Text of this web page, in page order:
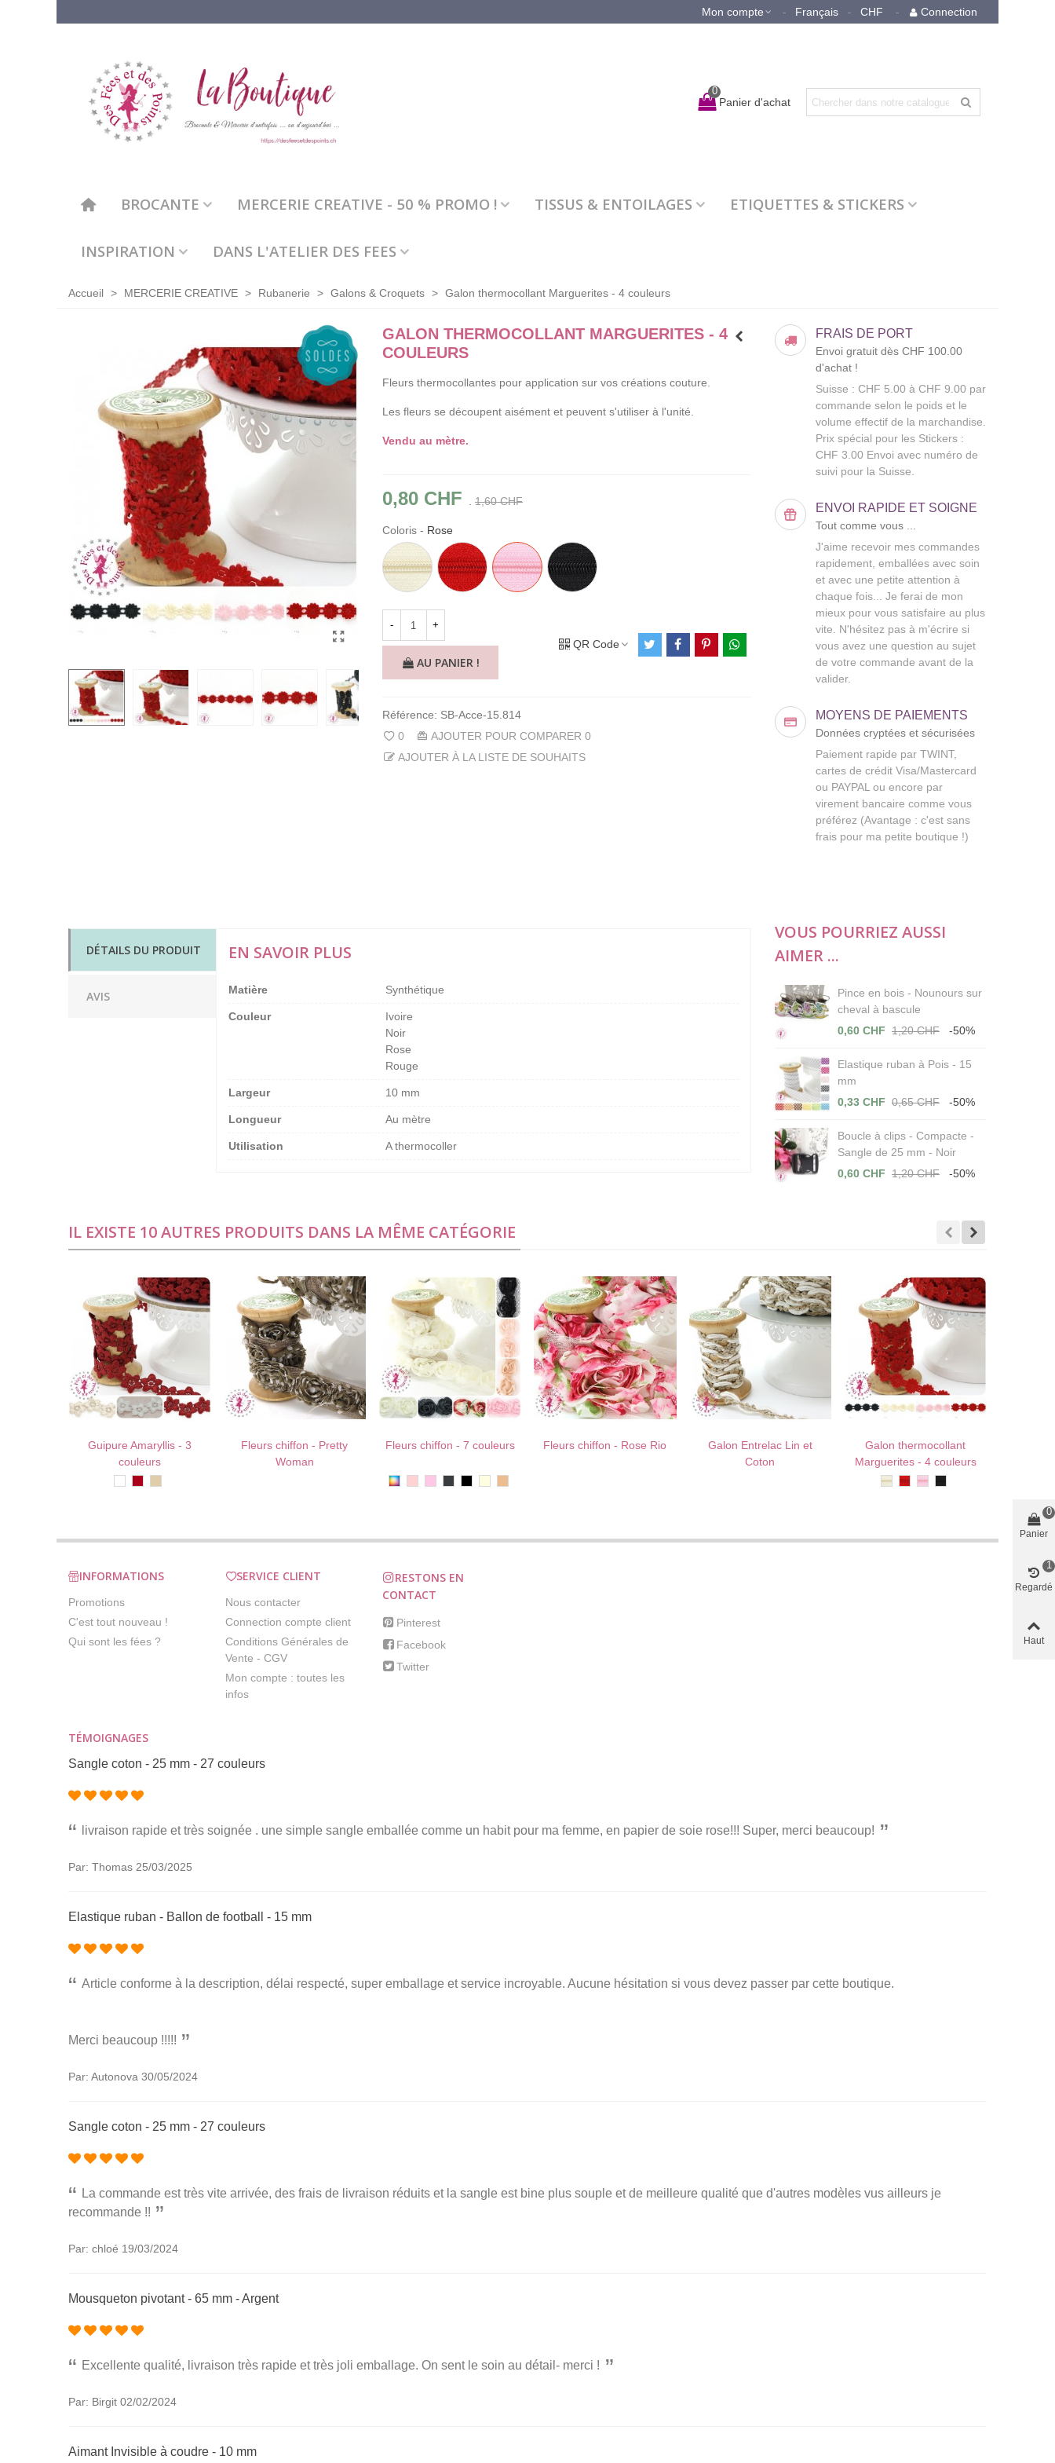
Mon compte Français CHF Connection
0
Panier d'achat
BROCANTE MERCERIE CREATIVE - 50 % PROMO ! TISSUS & ENTOILAGES ETIQUETTES & STICKERS
INSPIRATION DANS L'ATELIER DES FEES
Accueil > MERCERIE CREATIVE > Rubanerie > Galons & Croquets > Galon thermocollant Marguerites - 4 couleurs
GALON THERMOCOLLANT MARGUERITES - 4
COULEURS
Fleurs thermocollantes pour application sur vos créations couture.
Les fleurs se découpent aisément et peuvent s'utiliser à l'unité.
Vendu au mètre.
0,80 CHF 1,60 CHF
Coloris- Rose
Ivoire
Rouge Rose Noir
- +
AU PANIER !
QR Code
Référence: SB-Acce-15.814
0
AJOUTER POUR COMPARER 0
AJOUTER À LA LISTE DE SOUHAITS
FRAIS DE PORT
Envoi gratuit dès CHF 100.00
d'achat !
Suisse : CHF 5.00 à CHF 9.00 par
commande selon le poids et le
volume effectif de la marchandise.
Prix spécial pour les Stickers :
CHF 3.00 Envoi avec numéro de
suivi pour la Suisse.
ENVOI RAPIDE ET SOIGNE
Tout comme vous ...
J'aime recevoir mes commandes
rapidement, emballées avec soin
et avec une petite attention à
chaque fois... Je ferai de mon
mieux pour vous satisfaire au plus
vite. N'hésitez pas à m'écrire si
vous avez une question au sujet
de votre commande avant de la
valider.
MOYENS DE PAIEMENTS
Données cryptées et sécurisées
Paiement rapide par TWINT,
cartes de crédit Visa/Mastercard
ou PAYPAL ou encore par
virement bancaire comme vous
préférez (Avantage : c'est sans
frais pour ma petite boutique !)
DÉTAILS DU PRODUIT
AVIS
EN SAVOIR PLUS
Matière Synthétique
Couleur
Ivoire
Noir
Rose
Rouge
Largeur 10 mm
Longueur Au mètre
Utilisation A thermocoller
VOUS POURRIEZ AUSSI
AIMER ...
Pince en bois - Nounours sur
cheval à bascule
0,60 CHF 1,20 CHF -50%
Elastique ruban à Pois - 15
mm
0,33 CHF 0,65 CHF -50%
Boucle à clips - Compacte -
Sangle de 25 mm - Noir
0,60 CHF 1,20 CHF -50%
IL EXISTE 10 AUTRES PRODUITS DANS LA MÊME CATÉGORIE
AU PANIER ! J'AIME !
Guipure Amaryllis - 3
couleurs
BlancRougeBeige
AU PANIER ! J'AIME !
Fleurs chiffon - Pretty
Woman
AU PANIER ! J'AIME !
Fleurs chiffon - 7 couleurs
Multicolor
RoseRoseAnthracite
NoirIvoireBeige
AU PANIER ! J'AIME !
Fleurs chiffon - Rose Rio AU PANIER ! J'AIME !
Galon Entrelac Lin et
Coton
AU PANIER ! J'AIME !
Galon thermocollant
Marguerites - 4 couleurs
IvoireRouge
RoseNoir
INFORMATIONS
Promotions
C'est tout nouveau !
Qui sont les fées ?
SERVICE CLIENT
Nous contacter
Connection compte client
Conditions Générales de
Vente - CGV
Mon compte : toutes les
infos
RESTONS EN
CONTACT
Pinterest
Facebook
Twitter
TÉMOIGNAGES
Sangle coton - 25 mm - 27 couleurs
livraison rapide et très soignée . une simple sangle emballée comme un habit pour ma femme, en papier de soie rose!!! Super, merci beaucoup!
Par: Thomas 25/03/2025
Elastique ruban - Ballon de football - 15 mm
Article conforme à la description, délai respecté, super emballage et service incroyable. Aucune hésitation si vous devez passer par cette boutique.
Merci beaucoup !!!!!
Par: Autonova 30/05/2024
Sangle coton - 25 mm - 27 couleurs
La commande est très vite arrivée, des frais de livraison réduits et la sangle est bine plus souple et de meilleure qualité que d'autres modèles vus ailleurs je
recommande !!
Par: chloé 19/03/2024
Mousqueton pivotant - 65 mm - Argent
Excellente qualité, livraison très rapide et très joli emballage. On sent le soin au détail- merci !
Par: Birgit 02/02/2024
Aimant Invisible à coudre - 10 mm
Panier
0
Regardé
1
Haut